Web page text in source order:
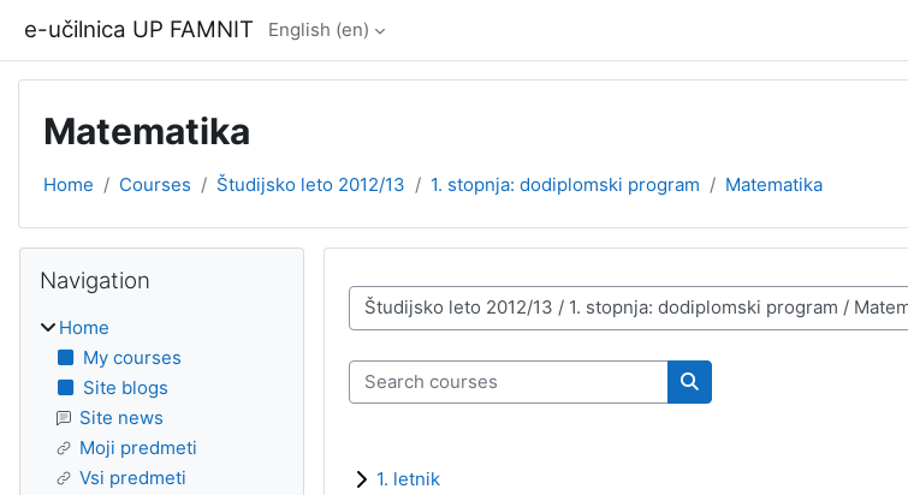
e-učilnica UP FAMNIT English ‎(en)‎
Matematika
Home Courses Študijsko leto 2012/13 1. stopnja: dodiplomski program Matematika
Course categories
Search courses
Search courses
1. letnik
Blocks
Navigation
Home
My courses
Site blogs
Site news
Moji predmeti
Vsi predmeti